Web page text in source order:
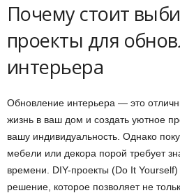
Почему стоит
проекты для
интерьера
Обновление интерьера — это
жизнь в ваш дом и создать уютное
вашу индивидуальность. Однако
мебели или декора порой требует
времени. DIY-проекты (Do It
решение, которое позволяет не